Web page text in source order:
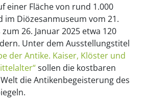
einer Fläche von rund 1.000
im Diözesanmuseum vom 21.
26. Januar 2025 etwa 120
Unter dem Ausstellungstitel
der Antike. Kaiser, Klöster und
sollen die kostbaren
die Antikenbegeisterung des